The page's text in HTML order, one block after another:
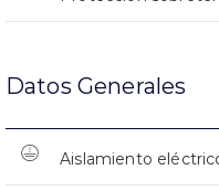
Datos Generales
Aislamiento